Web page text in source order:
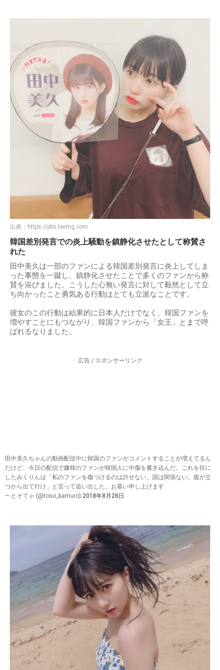
出典： https://pbs.twimg.com
韓国差別発言での炎上騒動を鎮静化させたとして称賛さ
れた
田中美久は一部のファンによる韓国差別発言に炎上してしま
った事態を一蹴し、鎮静化させたことで多くのファンから称
賛を浴びました。こうした心無い発言に対して毅然として立
ち向かったこと勇気ある行動はとても立派なことです。
彼女のこの行動は結果的に日本人だけでなく、韓国ファンを
増やすことにもつながり、韓国ファンから「女王」とまで呼
ばれるなりました。
広告 / スポンサーリンク
田中美久ちゃんの動画配信中に韓国のファンがコメントすることが増えてるん
だけど、今日の配信で嫌韓のファンが韓国人に中傷を書き込んだ。これを目に
したみくりんは「私のファンを傷つけるのは許せない。国は関係ない。腹が立
つから出て行け」と言って追い出した。お慕い申し上げます
— とそてゃ (@toso_kamuro) 2018年8月28日